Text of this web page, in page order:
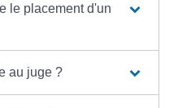
le placement d'un
au juge ?